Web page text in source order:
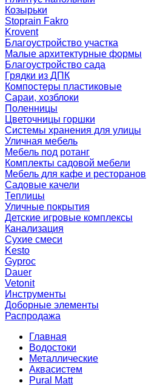
Козырьки
Stoprain Fakro
Krovent
Благоустройство участка
Малые архитектурные формы
Благоустройство сада
Грядки из ДПК
Компостеры пластиковые
Сараи, хозблоки
Поленницы
Цветочницы горшки
Системы хранения для улицы
Уличная мебель
Мебель под ротанг
Комплекты садовой мебели
Мебель для кафе и ресторанов
Садовые качели
Теплицы
Уличные покрытия
Детские игровые комплексы
Канализация
Сухие смеси
Kesto
Gyproc
Dauer
Vetonit
Инструменты
Доборные элементы
Распродажа
Главная
Водостоки
Металлические
Аквасистем
Pural Matt